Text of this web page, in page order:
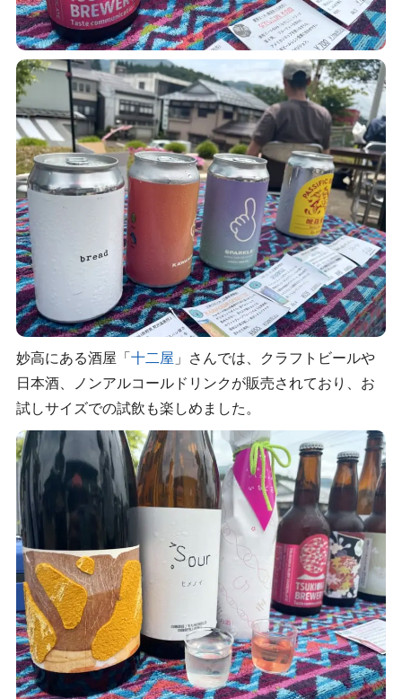
妙高にある酒屋「 十二屋 」さんでは、クラフトビールや
日本酒、ノンアルコールドリンクが販売されており、お
試しサイズでの試飲も楽しめました。